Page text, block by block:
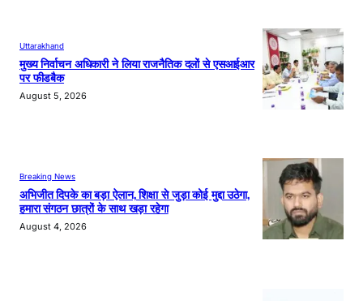
Uttarakhand
मुख्य निर्वाचन अधिकारी ने लिया राजनैतिक दलों से एसआईआर
पर फीडबैक
August 5, 2026
Breaking News
अभिजीत दिपके का बड़ा ऐलान, शिक्षा से जुड़ा कोई मुद्दा उठेगा,
हमारा संगठन छात्रों के साथ खड़ा रहेगा
August 4, 2026